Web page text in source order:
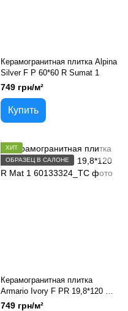
Керамогранитная плитка Alpina
Silver F P 60*60 R Sumat 1
749 грн/м²
Купить
ХИТ
ОБРАЗЕЦ В САЛОНЕ
Керамогранитная плитка
Armario Ivory F PR 19,8*120 R
Mat 1
749 грн/м²